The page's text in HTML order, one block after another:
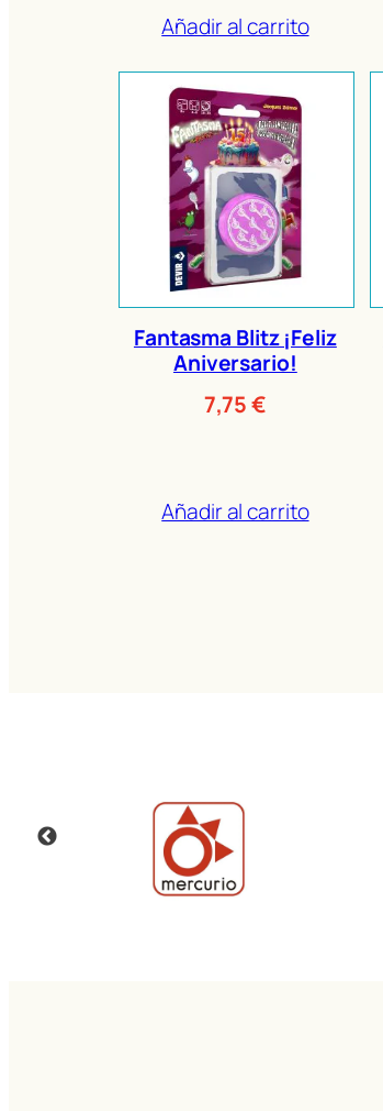
Añadir al carrito
Fantasma Blitz ¡Feliz
Aniversario!
7,75€
Añadir al carrito